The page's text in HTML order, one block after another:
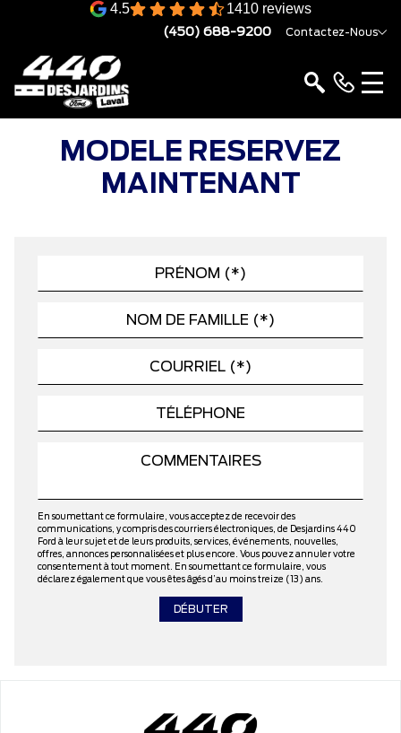
4.5 1410 reviews
(450) 688-9200 Contactez-Nous
MODELE RESERVEZ
MAINTENANT
En soumettant ce formulaire, vous acceptez de recevoir des
communications, y compris des courriers électroniques, de Desjardins 440
Ford à leur sujet et de leurs produits, services, événements, nouvelles,
offres, annonces personnalisées et plus encore. Vous pouvez annuler votre
consentement à tout moment. En soumettant ce formulaire, vous
déclarez également que vous êtes âgés d’au moins treize (13) ans.